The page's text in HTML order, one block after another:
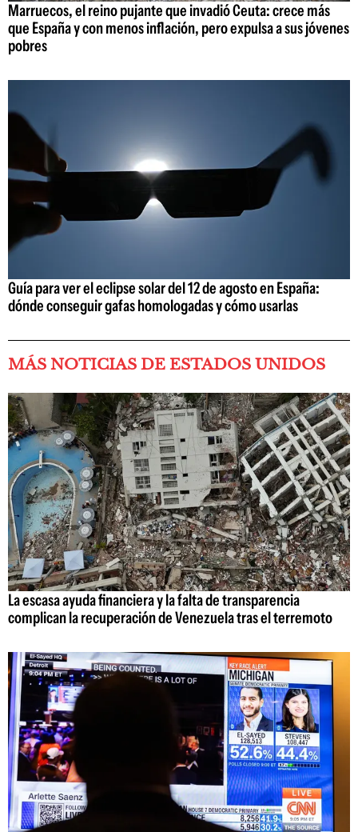
Marruecos, el reino pujante que invadió Ceuta: crece más
que España y con menos inflación, pero expulsa a sus jóvenes
pobres
Guía para ver el eclipse solar del 12 de agosto en España:
dónde conseguir gafas homologadas y cómo usarlas
MÁS NOTICIAS DE ESTADOS UNIDOS
La escasa ayuda financiera y la falta de transparencia
complican la recuperación de Venezuela tras el terremoto